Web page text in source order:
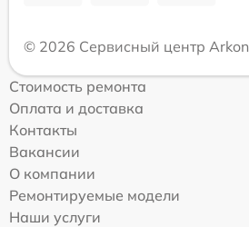
© 2026 Сервисный центр Arkon
Стоимость ремонта
Оплата и доставка
Контакты
Вакансии
О компании
Ремонтируемые модели
Наши услуги